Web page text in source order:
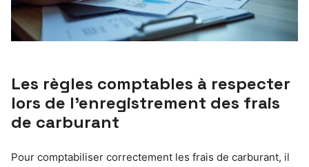
Les règles comptables à respecter
lors de l’enregistrement des frais
de carburant
Pour comptabiliser correctement les frais de carburant, il